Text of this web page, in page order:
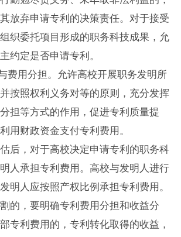
放弃申请专利的决策责任。对于接受
织委托项目形成的职务科技成果，允
约定是否申请专利。
费用分担。允许高校开展职务发明所
按照权利义务对等的原则，充分发挥
担等方式的作用，促进专利质量提
用财政资金支付专利费用。
，对于高校决定申请专利的职务科
人承担专利费用。高校与发明人进行
明人应按照产权比例承担专利费用。
的，要明确专利费用分担和收益分
专利费用的，专利转化取得的收益，